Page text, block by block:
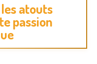
atouts
passion